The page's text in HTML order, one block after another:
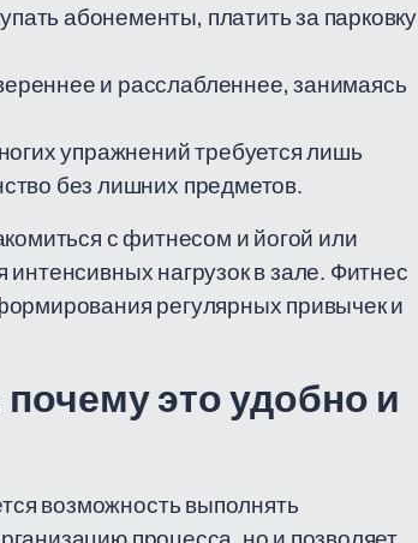
абонементы, платить за парковку
и расслабленнее, занимаясь
упражнений требуется лишь
без лишних предметов.
с фитнесом и йогой или
интенсивных нагрузок в зале. Фитнес
регулярных привычек и
это удобно и
возможность выполнять